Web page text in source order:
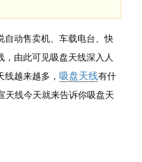
自动售卖机、车载电台、快
由此可见吸盘天线深入人
越来越多， 吸盘天线有什
天线今天就来告诉你吸盘天